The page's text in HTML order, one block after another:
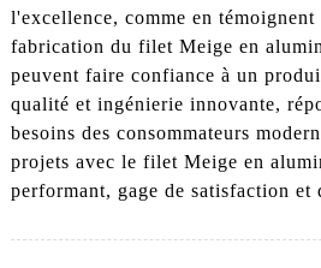
l'excellence, comme en
fabrication du filet Meige en
peuvent faire confiance à un
qualité et ingénierie innovante,
besoins des consommateurs
projets avec le filet Meige en
performant, gage de satisfaction et